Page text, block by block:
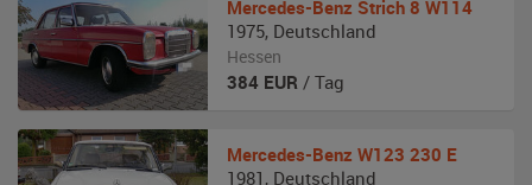
Mercedes-Benz Strich 8 W114
1975, Deutschland
Hessen
384 EUR / Tag
Mercedes-Benz W123 230 E
1981 , Deutschland